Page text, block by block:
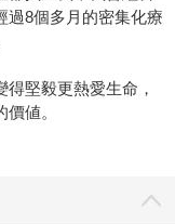
過8個多月的密集化療
堅毅更熱愛生命，
値。